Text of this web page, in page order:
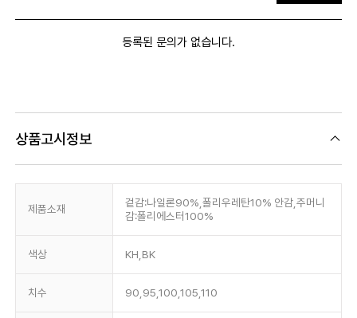
등록된 문의가 없습니다.
상품고시정보
제품소재
겉감:나일론90%,폴리우레탄10% 안감,주머니
감:폴리에스터100%
색상 KH,BK
치수 90,95,100,105,110